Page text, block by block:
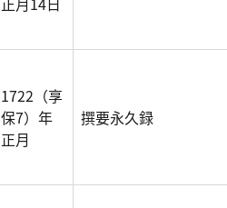
1722（享
保7）年
正月
撰要永久録